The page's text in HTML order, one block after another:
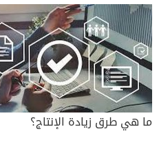
ما هي طرق زيادة الإنتاج؟